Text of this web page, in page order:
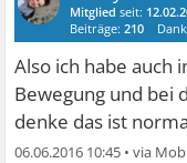
Mitglied seit:
Beiträge:210
Also ich habe auch
Bewegung und bei
denke das ist
06.06.2016 10:45 •